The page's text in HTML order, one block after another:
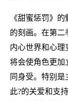
《甜蜜惩罚》
的刻画。在第二
内心世界和心理
将会使角色更加
同身受。特别
此?的关爱和支